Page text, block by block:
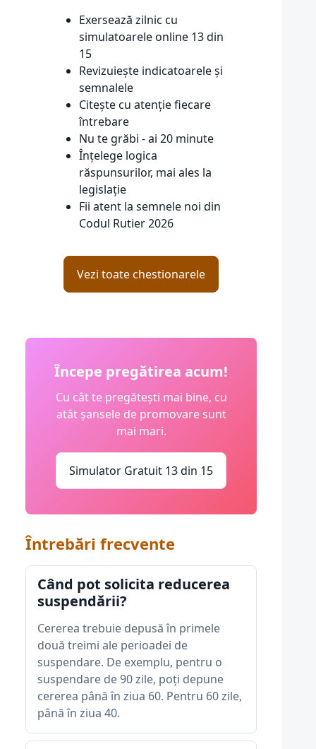
Exersează zilnic cu
simulatoarele online 13 din
15
Revizuiește indicatoarele și
semnalele
Citește cu atenție fiecare
întrebare
Nu te grăbi - ai 20 minute
Înțelege logica
răspunsurilor, mai ales la
legislație
Fii atent la semnele noi din
Codul Rutier 2026
Vezi toate chestionarele
Începe pregătirea acum!
Cu cât te pregătești mai bine, cu
atât șansele de promovare sunt
mai mari.
Simulator Gratuit 13 din 15
Întrebări frecvente
Când pot solicita reducerea
suspendării?
Cererea trebuie depusă în primele
două treimi ale perioadei de
suspendare. De exemplu, pentru o
suspendare de 90 zile, poți depune
cererea până în ziua 60. Pentru 60 zile,
până în ziua 40.